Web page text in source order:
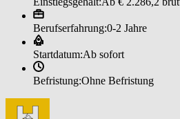
Berufserfahrung:0-2 Jahre
Startdatum:Ab sofort
Befristung:Ohne Befristung